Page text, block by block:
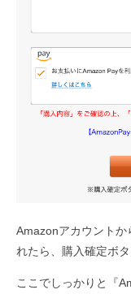
Amazonアカウントか
れたら、購入確定ボタ
ここでしっかりと『